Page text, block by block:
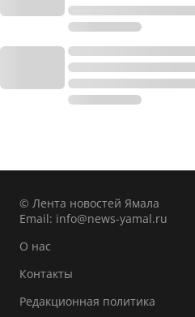
© Лента новостей Ямала
Email: info@news-yamal.ru
О нас
Контакты
Редакционная политика